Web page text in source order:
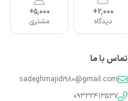
2,000+
دیدگاه
5,000+
مشتری
تماس با ما
sadeghmajidi980@gmail.com
09332413537